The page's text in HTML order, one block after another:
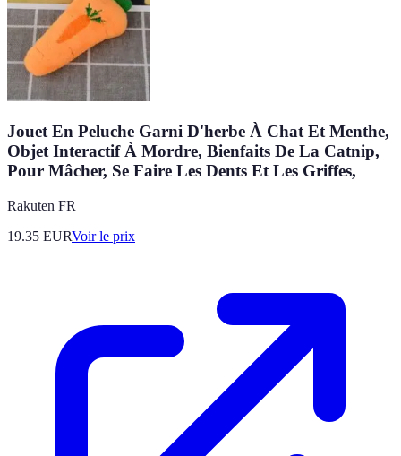
Jouet En Peluche Garni D'herbe À Chat Et Menthe,
Objet Interactif À Mordre, Bienfaits De La Catnip,
Pour Mâcher, Se Faire Les Dents Et Les Griffes,
Rakuten FR
19.35 EURVoir le prix